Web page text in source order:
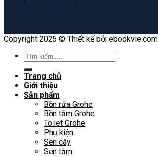
Copyright 2026 © Thiết kế bởi ebookvie.com
Search
for:
Trang chủ
Giới thiệu
Sản phẩm
Bồn rửa Grohe
Bồn tắm Grohe
Toilet Grohe
Phụ kiện
Sen cây
Sen tắm